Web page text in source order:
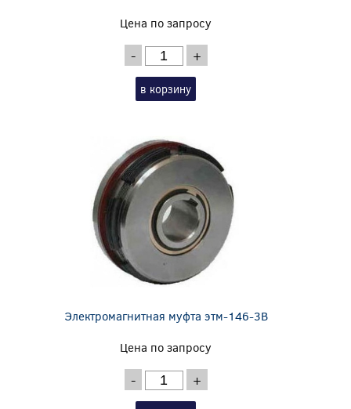
Цена по запросу
- +
в корзину
Электромагнитная муфта этм-146-3В
Цена по запросу
- +